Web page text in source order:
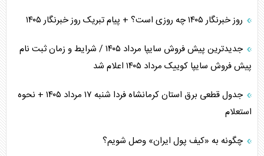
روز خبرنگار ۱۴۰۵ چه روزی است؟ + پیام تبریک روز خبرنگار ۱۴۰۵
جدیدترین پیش فروش سایپا مرداد ۱۴۰۵ / شرایط و زمان ثبت نام
پیش فروش سایپا کوییک مرداد ۱۴۰۵ اعلام شد
جدول قطعی برق استان کرمانشاه فردا شنبه ۱۷ مرداد ۱۴۰۵ + نحوه
استعلام
چگونه به «کیف پول ایران» وصل شویم؟